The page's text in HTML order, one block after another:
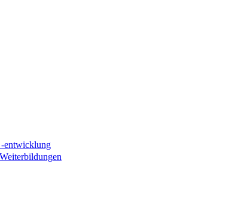
-entwicklung